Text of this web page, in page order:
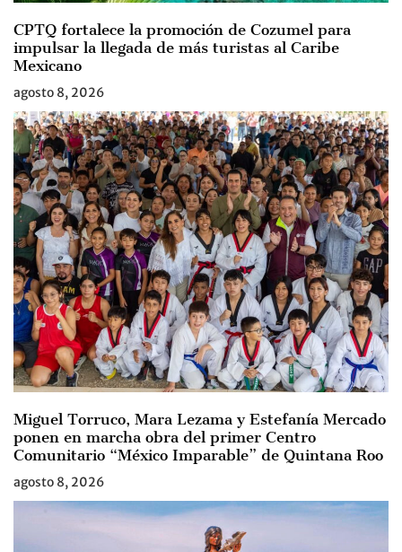
CPTQ fortalece la promoción de Cozumel para
impulsar la llegada de más turistas al Caribe
Mexicano
agosto 8, 2026
Miguel Torruco, Mara Lezama y Estefanía Mercado
ponen en marcha obra del primer Centro
Comunitario “México Imparable” de Quintana Roo
agosto 8, 2026